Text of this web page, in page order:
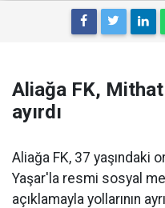
Aliağa FK, Mithat
ayırdı
Aliağa FK, 37 yaşındaki
Yaşar'la resmi sosyal
açıklamayla yollarının